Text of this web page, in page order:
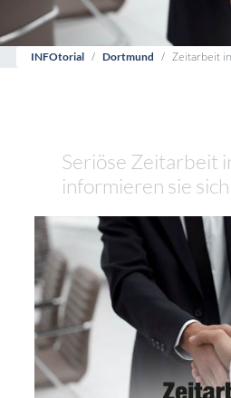
INFOtorial Dortmund
Zeitarbeit
Seriöse Zeitarbeit
informieren sie